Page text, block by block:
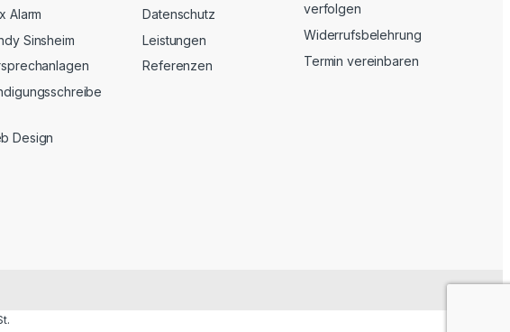
Alarm
Sinsheim
Design
Datenschutz
Leistungen
Referenzen
verfolgen
Widerrufsbelehrung
Termin vereinbaren